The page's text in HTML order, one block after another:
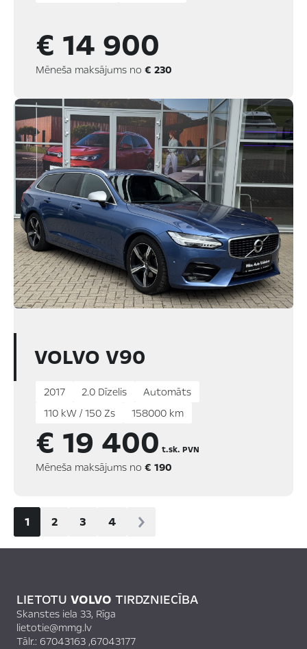
€ 14 900
Mēneša maksājums no € 230
VOLVO V90
2017 2.0 Dīzelis
Automāts
110 kW / 150 Zs
158000 km
€ 19 400t.sk. PVN
Mēneša maksājums no € 190
1 2 3 4
LIETOTU VOLVO TIRDZNIECĪBA
Skanstes iela 33, Rīga
lietotie@mmg.lv
Tālr.: 67043163 ,67043177